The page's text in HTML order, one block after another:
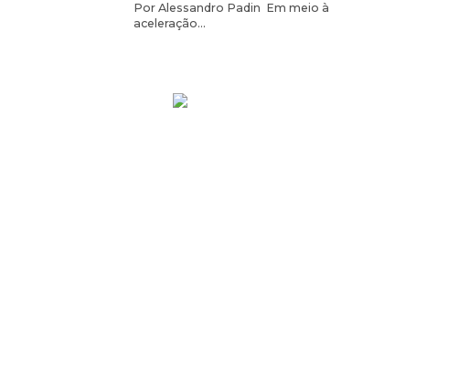
Por Alessandro Padin Em meio à
aceleração...